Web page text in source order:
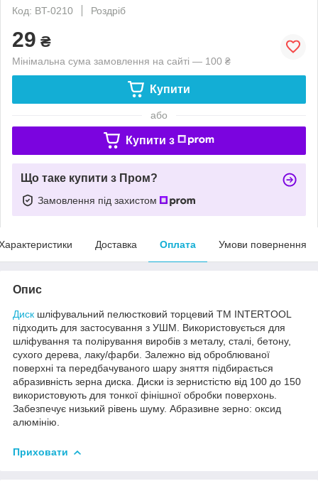
Код: BT-0210
Роздріб
29 ₴
Мінімальна сума замовлення на сайті — 100 ₴
Купити
або
Купити з
Що таке купити з Пром?
Замовлення під захистом
Доставка Оплата Умови повернення
Опис
Диск шліфувальний пелюстковий торцевий ТМ INTERTOOL
підходить для застосування з УШМ. Використовується для
шліфування та полірування виробів з металу, сталі, бетону,
сухого дерева, лаку/фарби. Залежно від оброблюваної
поверхні та передбачуваного шару зняття підбирається
абразивність зерна диска. Диски із зернистістю від 100 до 150
використовують для тонкої фінішної обробки поверхонь.
Забезпечує низький рівень шуму. Абразивне зерно: оксид
алюмінію.
Приховати